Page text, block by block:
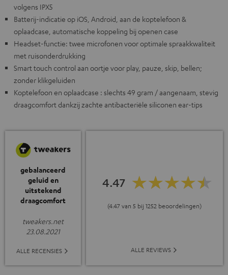
volgens IPX5
Batterij-indicatie op iOS, Android, aan de koptelefoon &
oplaadcase, automatische koppeling bij openen case
Headset-functie: twee microfonen voor optimale spraakkwaliteit
met ruisonderdrukking
Smart touch control aan oortje voor play, pauze, skip, bellen;
zonder klikgeluiden
Koptelefoon en oplaadcase : slechts 49 gram / aangenaam, stevig
draagcomfort dankzij zachte antibacteriële siliconen ear-tips
gebalanceerd
geluid en
uitstekend
draagcomfort
tweakers.net
23.08.2021
ALLE RECENSIES
4.47
(4.47 van 5 bij 1252 beoordelingen)
ALLE REVIEWS